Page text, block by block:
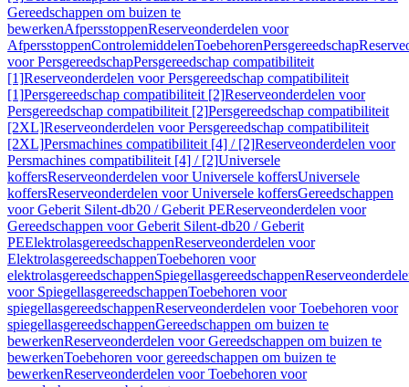
Gereedschappen om buizen te
bewerkenAfpersstoppenReserveonderdelen voor
AfpersstoppenControlemiddelenToebehorenPersgereedschap
voor PersgereedschapPersgereedschap compatibiliteit
[1]Reserveonderdelen voor Persgereedschap compatibiliteit
[1]Persgereedschap compatibiliteit [2]Reserveonderdelen voor
Persgereedschap compatibiliteit [2]Persgereedschap compatibiliteit
[2XL]Reserveonderdelen voor Persgereedschap compatibiliteit
[2XL]Persmachines compatibiliteit [4] / [2]Reserveonderdelen voor
Persmachines compatibiliteit [4] / [2]Universele
koffersReserveonderdelen voor Universele koffersUniversele
koffersReserveonderdelen voor Universele koffersGereedschappen
voor Geberit Silent-db20 / Geberit PEReserveonderdelen voor
Gereedschappen voor Geberit Silent-db20 / Geberit
PEElektrolasgereedschappenReserveonderdelen voor
ElektrolasgereedschappenToebehoren voor
elektrolasgereedschappenSpiegellasgereedschappen
voor SpiegellasgereedschappenToebehoren voor
spiegellasgereedschappenReserveonderdelen voor Toebehoren voor
spiegellasgereedschappenGereedschappen om buizen te
bewerkenReserveonderdelen voor Gereedschappen om buizen te
bewerkenToebehoren voor gereedschappen om buizen te
bewerkenReserveonderdelen voor Toebehoren voor